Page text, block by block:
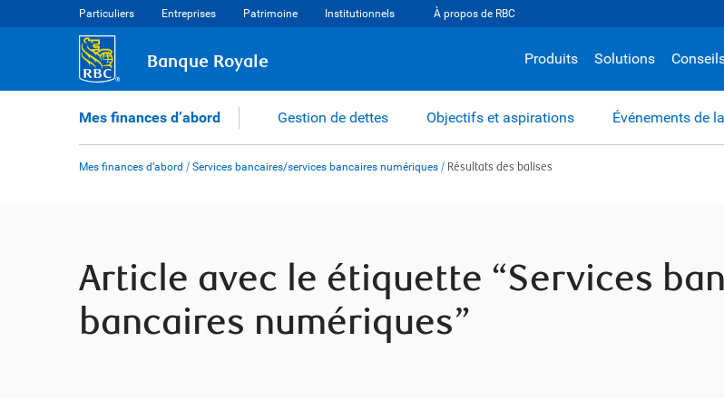
Particuliers Entreprises Patrimoine Institutionnels À propos de RBC
Banque Royale Produits Solutions
Mes finances d’abord Gestion de dettes Objectifs et aspirations Événements de
Mes finances d’abord / Services bancaires/services bancaires numériques / Résultats des balises
Article avec le étiquette “Services
bancaires numériques”